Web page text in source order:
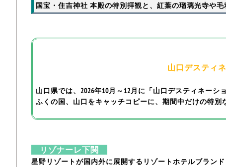
国宝・住吉神社 本殿の特別拝観と、紅葉の瑠璃光寺や毛
山口デスティ
山口県では、2026年10月～12月に「山口デスティネー
ふくの国、山口をキャッチコピーに、期間中だけの特別
リゾナーレ下関
星野リゾートが国内外に展開するリゾートホテルブランド